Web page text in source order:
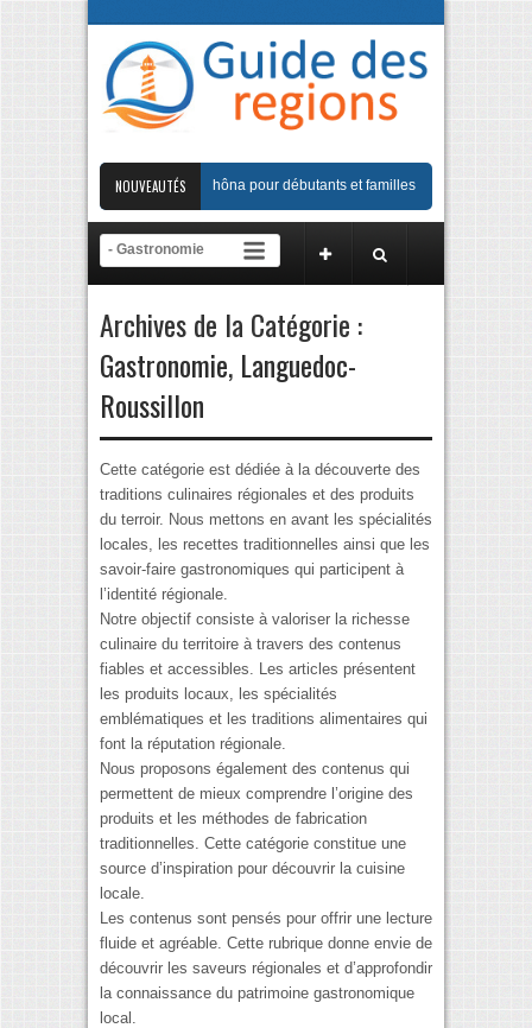
NOUVEAUTÉS
Guide complet de la Viarhôna pour débutants et familles
Archives de la Catégorie :
Gastronomie, Languedoc-
Roussillon
Cette catégorie est dédiée à la découverte des
traditions culinaires régionales et des produits
du terroir. Nous mettons en avant les spécialités
locales, les recettes traditionnelles ainsi que les
savoir-faire gastronomiques qui participent à
l’identité régionale.
Notre objectif consiste à valoriser la richesse
culinaire du territoire à travers des contenus
fiables et accessibles. Les articles présentent
les produits locaux, les spécialités
emblématiques et les traditions alimentaires qui
font la réputation régionale.
Nous proposons également des contenus qui
permettent de mieux comprendre l’origine des
produits et les méthodes de fabrication
traditionnelles. Cette catégorie constitue une
source d’inspiration pour découvrir la cuisine
locale.
Les contenus sont pensés pour offrir une lecture
fluide et agréable. Cette rubrique donne envie de
découvrir les saveurs régionales et d’approfondir
la connaissance du patrimoine gastronomique
local.